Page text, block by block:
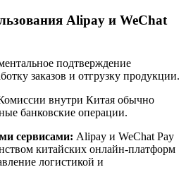
Alipay и WeChat
подтверждение
заказов и отгрузку продукции.
внутри Китая обычно
банковские операции.
сервисами: Alipay и WeChat Pay
китайских онлайн-платформ
логистикой и